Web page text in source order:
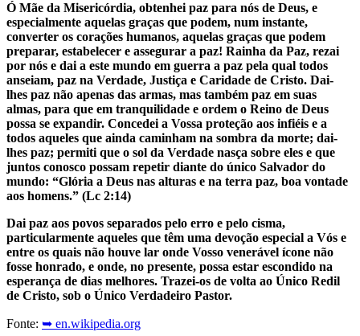
Ó Mãe da Misericórdia, obtenhei paz para nós de Deus, e
especialmente aquelas graças que podem, num instante,
converter os corações humanos, aquelas graças que podem
preparar, estabelecer e assegurar a paz! Rainha da Paz, rezai
por nós e dai a este mundo em guerra a paz pela qual todos
anseiam, paz na Verdade, Justiça e Caridade de Cristo. Dai-
lhes paz não apenas das armas, mas também paz em suas
almas, para que em tranquilidade e ordem o Reino de Deus
possa se expandir. Concedei a Vossa proteção aos infiéis e a
todos aqueles que ainda caminham na sombra da morte; dai-
lhes paz; permiti que o sol da Verdade nasça sobre eles e que
juntos conosco possam repetir diante do único Salvador do
mundo: “Glória a Deus nas alturas e na terra paz, boa vontade
aos homens.” (Lc 2:14)
Dai paz aos povos separados pelo erro e pelo cisma,
particularmente aqueles que têm uma devoção especial a Vós e
entre os quais não houve lar onde Vosso venerável ícone não
fosse honrado, e onde, no presente, possa estar escondido na
esperança de dias melhores. Trazei-os de volta ao Único Redil
de Cristo, sob o Único Verdadeiro Pastor.
Fonte: ➥ en.wikipedia.org